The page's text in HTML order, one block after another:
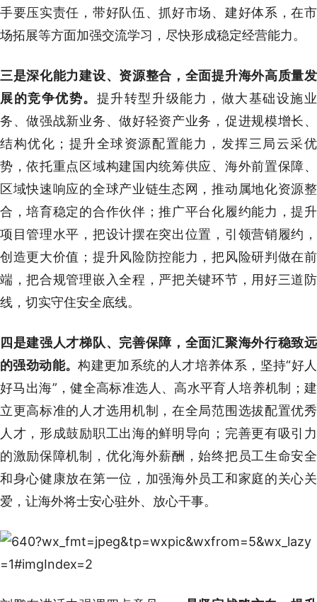
手要压实责任，带好队伍、抓好市场、建好体系，在市
场拓展等方面加强交流学习，尽快形成稳定经营能力。
三是深化能力建设、资源整合，全面提升海外高质量发
展的竞争优势。 提升转型升级能力，做大基础设施业
务、做强战新业务、做好轻资产业务，促进规模增长、
结构优化；提升全球资源配置能力，发挥三局云采优
势，依托重点区域构建国内统筹供应、海外前置保障、
区域快速响应的全球产业链生态网，推动属地化资源整
合，培育稳定的合作伙伴；推广平台化履约能力，提升
项目管理水平，把设计摆在突出位置，引领营销履约，
创造更大价值；提升风险防控能力，把风险研判做在前
端，把合规管理嵌入全程，严把关键环节，用好三道防
线，切实守住安全底线。
四是建强人才梯队、完善保障，全面汇聚海外行稳致远
的强劲动能。构建更加系统的人才培养体系，坚持“好人
好马出海”，健全高标准选人、高水平育人培养机制；建
立更高标准的人才选用机制，在全局范围选拔配置优秀
人才，形成鼓励职工出海的鲜明导向；完善更有吸引力
的激励保障机制，优化海外薪酬，始终把员工生命安全
和身心健康放在第一位，加强海外员工和家庭的关心关
爱，让海外将士安心驻外、放心干事。